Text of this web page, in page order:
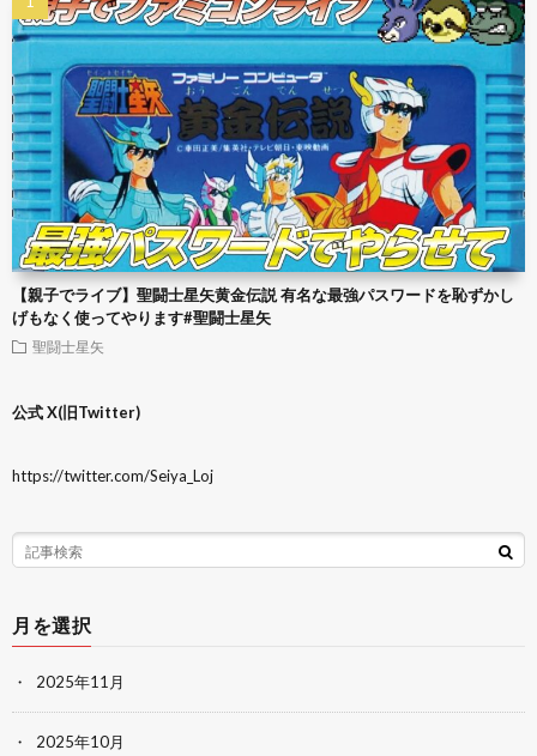
【親子でライブ】聖闘士星矢黄金伝説 有名な最強パスワードを恥ずかし
げもなく使ってやります#聖闘士星矢
聖闘士星矢
公式 X(旧Twitter)
https://twitter.com/Seiya_Loj
月を選択
2025年11月
2025年10月